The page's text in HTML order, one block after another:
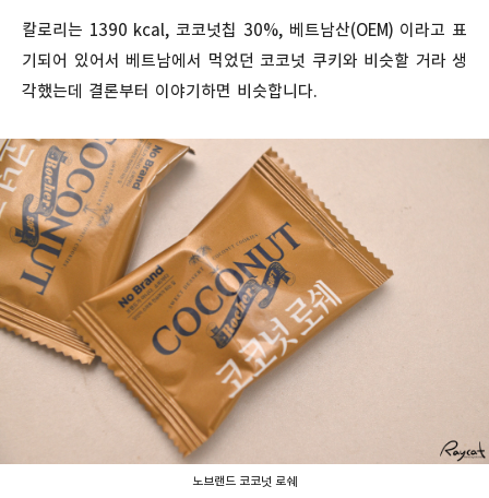
칼로리는 1390 kcal, 코코넛칩 30%, 베트남산(OEM) 이라고 표
기되어 있어서 베트남에서 먹었던 코코넛 쿠키와 비슷할 거라 생
각했는데 결론부터 이야기하면 비슷합니다.
노브랜드 코코넛 로쉐